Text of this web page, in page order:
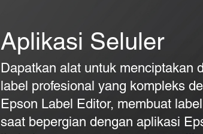
Aplikasi Seluler
Dapatkan alat untuk menciptakan
label profesional yang kompleks
Epson Label Editor, membuat
saat bepergian dengan aplikasi